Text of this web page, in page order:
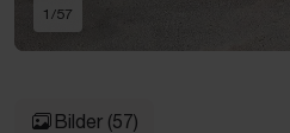
1 /57
Bilder (57)